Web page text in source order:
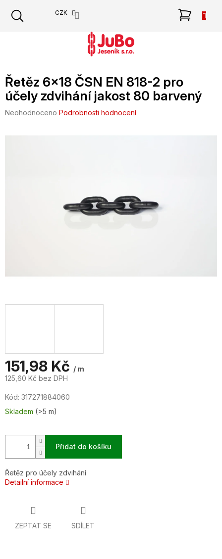
obsah
CZK
Řetěz 6x18 ČSN EN 818-2 pro
účely zdvihání jakost 80 barvený
Průměrné
Neohodnoceno Podrobnosti hodnocení
151,98 Kč / m
125,60 Kč bez DPH
cena:
Kód: 317271884060
Skladem (>5 m)
Přidat do košíku
Řetěz pro účely zdvihání
Detailní informace
ZEPTAT SE SDÍLET